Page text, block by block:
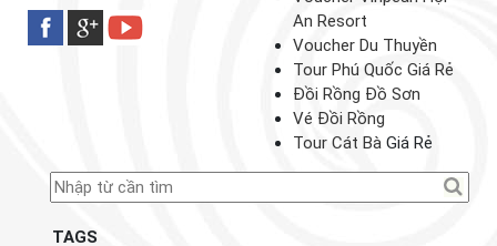
An Resort
Voucher Du Thuyền
Tour Phú Quốc Giá Rẻ
Đồi Rồng Đồ Sơn
Vé Đồi Rồng
Tour Cát Bà Giá Rẻ
TAGS